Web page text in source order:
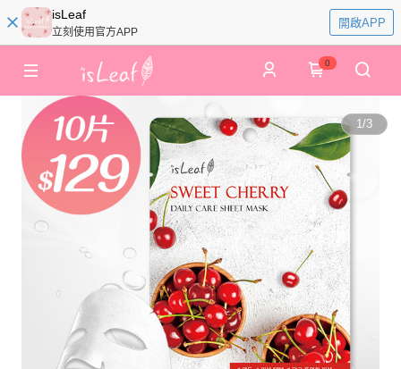
isLeaf
立刻使用官方APP
開啟APP
0
1/3